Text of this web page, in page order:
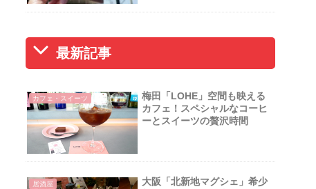
最新記事
カフェ・スイーツ
梅田「LOHE」空間も映える
カフェ！スペシャルなコーヒ
ーとスイーツの贅沢時間
居酒屋
大阪「北新地マグシェ」希少